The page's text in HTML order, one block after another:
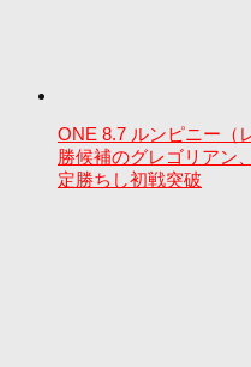
ONE 8.7 ルンピニー（
勝候補のグレゴリアン
定勝ちし初戦突破